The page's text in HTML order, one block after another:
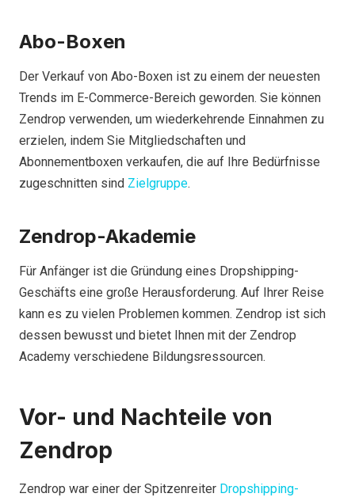
Abo-Boxen
Der Verkauf von Abo-Boxen ist zu einem der neuesten
Trends im E-Commerce-Bereich geworden. Sie können
Zendrop verwenden, um wiederkehrende Einnahmen zu
erzielen, indem Sie Mitgliedschaften und
Abonnementboxen verkaufen, die auf Ihre Bedürfnisse
zugeschnitten sind Zielgruppe.
Zendrop-Akademie
Für Anfänger ist die Gründung eines Dropshipping-
Geschäfts eine große Herausforderung. Auf Ihrer Reise
kann es zu vielen Problemen kommen. Zendrop ist sich
dessen bewusst und bietet Ihnen mit der Zendrop
Academy verschiedene Bildungsressourcen.
Vor- und Nachteile von
Zendrop
Zendrop war einer der Spitzenreiter Dropshipping-